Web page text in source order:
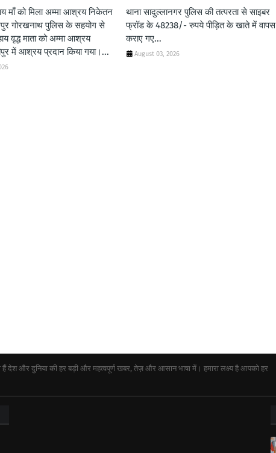
माँ को मिला अम्मा आश्रय निकेतन
गोरखनाथ पुलिस के सहयोग से
वृद्ध माता को अम्मा आश्रय
में आश्रय प्रदान किया गया।...
थाना सादुल्लानगर पुलिस की तत्परता से साइबर
फ्रॉड के 48238/- रुपये पीड़ित के खाते में वापस
कराए गए...
August 03, 2026
और दुनिया की हर बड़ी और महत्वपूर्ण खबर, तेज़ और आसान भाषा में। हमारा लक्ष्य है आपको हर